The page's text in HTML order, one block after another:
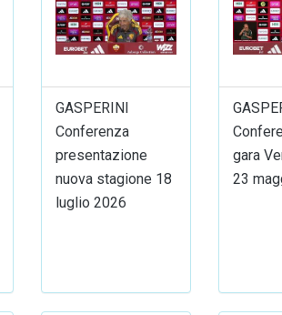
GASPERINI
Conferenza
presentazione
nuova stagione 18
luglio 2026
gara
23